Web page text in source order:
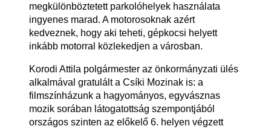
megkülönböztetett parkolóhelyek használata
ingyenes marad. A motorosoknak azért
kedveznek, hogy aki teheti, gépkocsi helyett
inkább motorral közlekedjen a városban.
Korodi Attila polgármester az önkormányzati ülés
alkalmával gratulált a Csíki Mozinak is: a
filmszínházunk a hagyományos, egyvásznas
mozik sorában látogatottság szempontjából
országos szinten az előkelő 6. helyen végzett